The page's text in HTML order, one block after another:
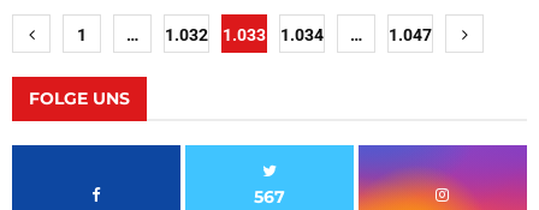
Seitennummerierung
der
Beiträge
1 … 1.032 1.033 1.034 … 1.047
FOLGE UNS
567